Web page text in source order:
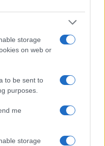
storage
on web or
to be sent to
purposes.
me
storage
sono relativi al
a Taiwan per